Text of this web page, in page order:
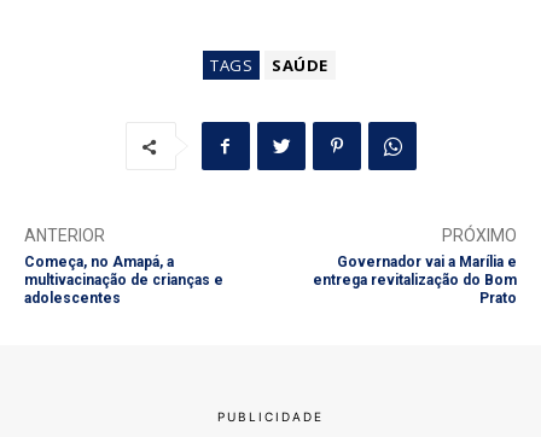
TAGS SAÚDE
ANTERIOR
Começa, no Amapá, a
multivacinação de crianças e
adolescentes
PRÓXIMO
Governador vai a Marília e
entrega revitalização do Bom
Prato